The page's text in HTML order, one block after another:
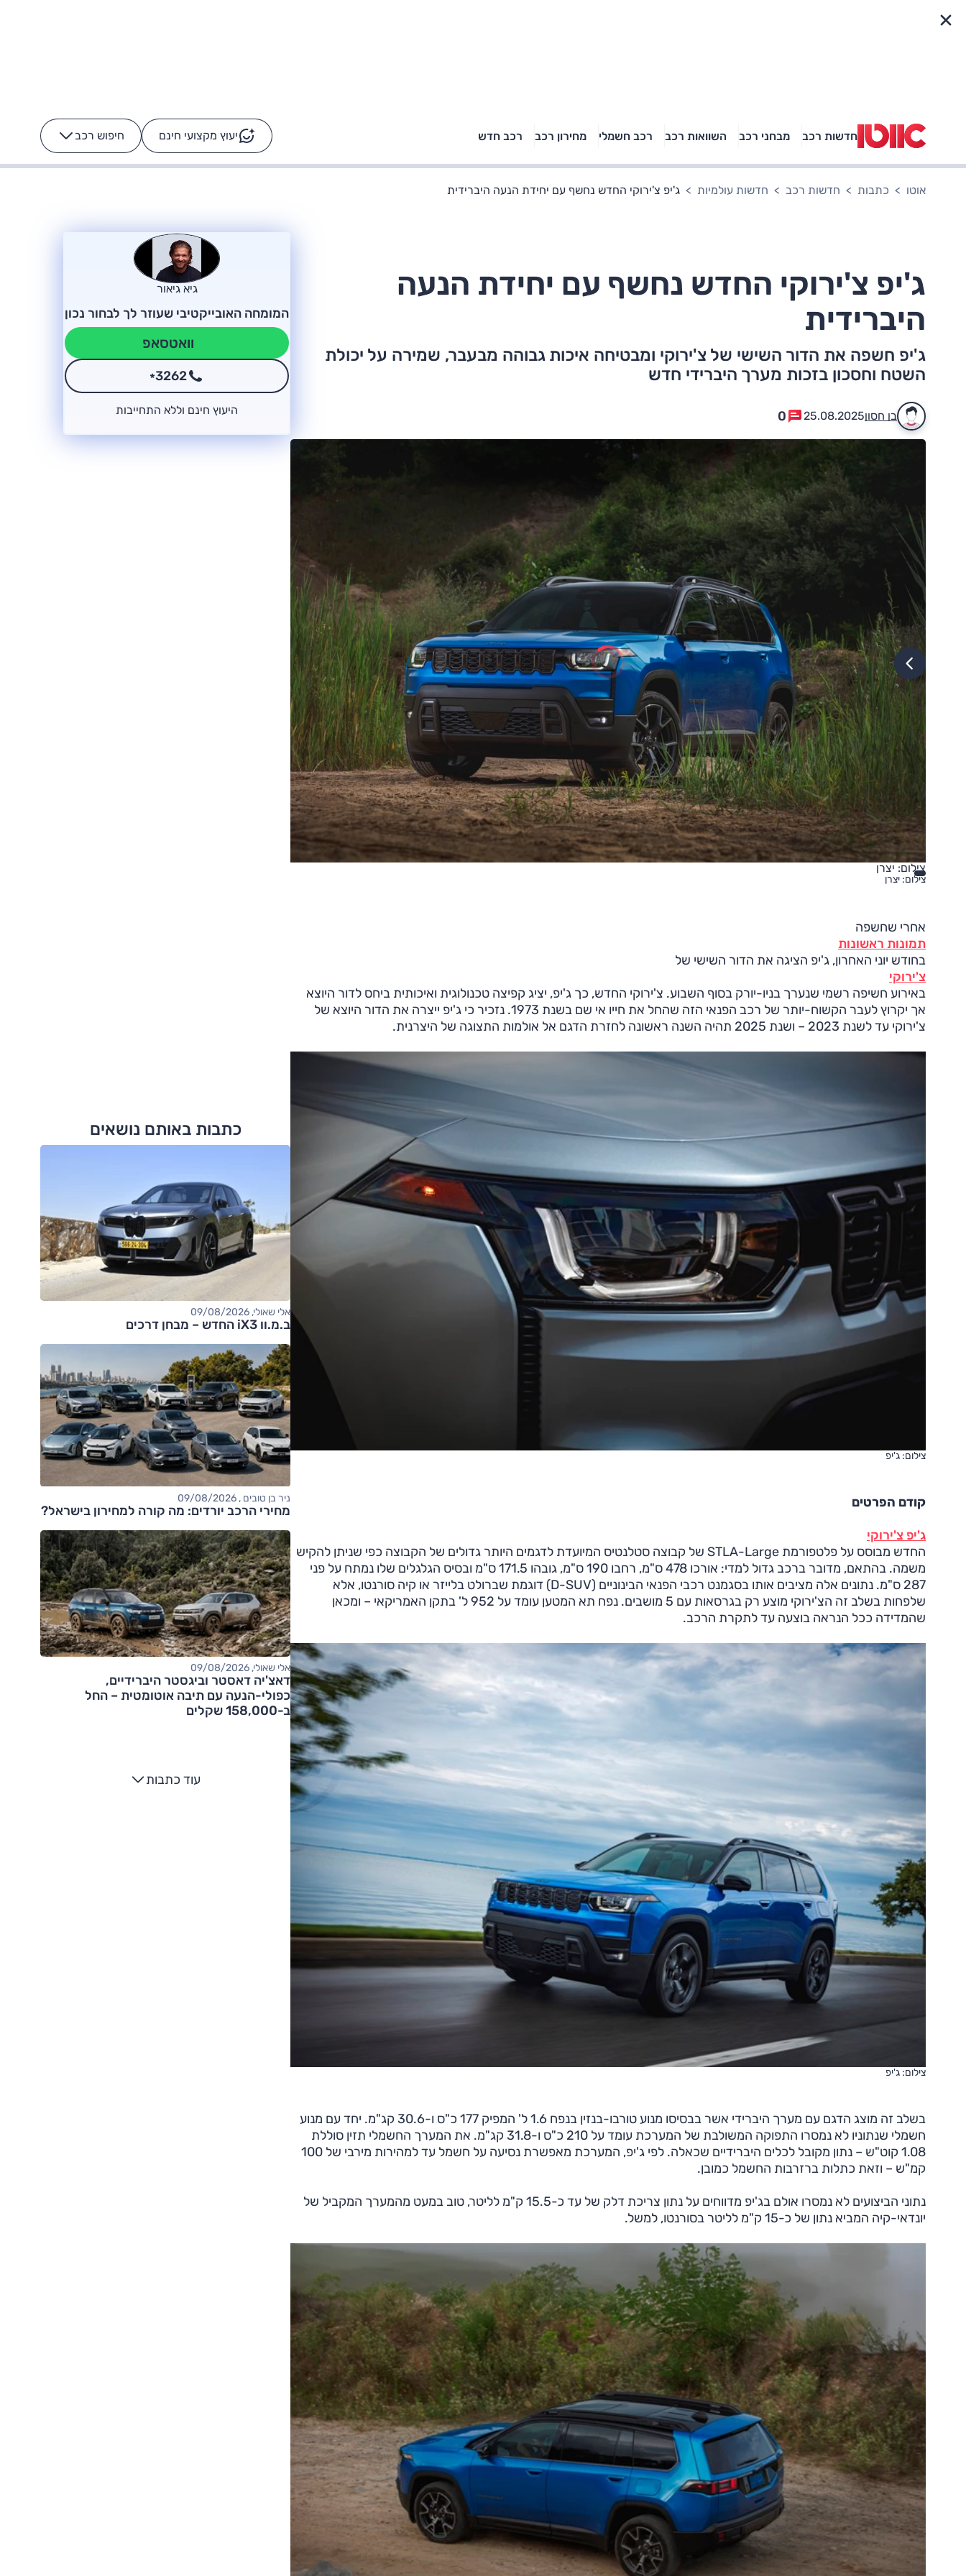
חדשות רכב מבחני רכב השוואות רכב רכב חשמלי מחירון רכב רכב חדש יעוץ מקצועי חינם חיפוש רכב -
באיזה רכב פנאי נוסעת
טויוטה ראב 4, קיה
ספורטאז' לונג ויונדאי
הנייר ועל הכביש
רכבי הסלבס: על מה נוסע
הרכב לא מתקלקל. המסך
כן
אוטו כתבות חדשות רכב חדשות עולמיות ג'יפ צ'ירוקי החדש נחשף עם יחידת הנעה היברידית
ג'יפ צ'ירוקי החדש נחשף עם יחידת הנעה
היברידית
ג'יפ חשפה את הדור השישי של צ'ירוקי ומבטיחה איכות גבוהה מבעבר, שמירה על יכולת
השטח וחסכון בזכות מערך היברידי חדש
בן חסון25.08.2025
0
צילום: יצרן
צילום: יצרן
אחרי שחשפה
תמונות ראשונות
בחודש יוני האחרון, ג'יפ הציגה את הדור השישי של
צ'ירוקי
באירוע חשיפה רשמי שנערך בניו-יורק בסוף השבוע. צ'ירוקי החדש, כך ג'יפ, יציג קפיצה טכנולוגית ואיכותית ביחס לדור היוצא
אך יקרוץ לעבר הקשוח-יותר של רכב הפנאי הזה שהחל את חייו אי שם בשנת 1973. נזכיר כי ג'יפ ייצרה את הדור היוצא של
צ'ירוקי עד לשנת 2023 – ושנת 2025 תהיה השנה ראשונה לחזרת הדגם אל אולמות התצוגה של היצרנית.
צילום: ג'יפ
קודם הפרטים
ג'יפ צ'ירוקי
החדש מבוסס על פלטפורמת STLA-Large של קבוצה סטלנטיס המיועדת לדגמים היותר גדולים של הקבוצה כפי שניתן להקיש
משמה. בהתאם, מדובר ברכב גדול למדי: אורכו 478 ס"מ, רחבו 190 ס"מ, גובהו 171.5 ס"מ ובסיס הגלגלים שלו נמתח על פני
287 ס"מ. נתונים אלה מציבים אותו בסגמנט רכבי הפנאי הבינוניים (D-SUV) דוגמת שברולט בלייזר או קיה סורנטו, אלא
שלפחות בשלב זה הצ'ירוקי מוצע רק בגרסאות עם 5 מושבים. נפח תא המטען עומד על 952 ל' בתקן האמריקאי – ומכאן
שהמדידה ככל הנראה בוצעה עד לתקרת הרכב.
צילום: ג'יפ
בשלב זה מוצג הדגם עם מערך היברידי אשר בבסיסו מנוע טורבו-בנזין בנפח 1.6 ל' המפיק 177 כ"ס ו-30.6 קג"מ. יחד עם מנוע
חשמלי שנתוניו לא נמסרו התפוקה המשולבת של המערכת עומד על 210 כ"ס ו-31.8 קג"מ. את המערך החשמלי תזין סוללת
1.08 קוט"ש – נתון מקובל לכלים היברידיים שכאלה. לפי ג'יפ, המערכת מאפשרת נסיעה על חשמל עד למהירות מירבי של 100
קמ"ש – וזאת כתלות ברזרבות החשמל כמובן.
נתוני הביצועים לא נמסרו אולם בג'יפ מדווחים על נתון צריכת דלק של עד כ-15.5 ק"מ לליטר, טוב במעט מהמערך המקביל של
יונדאי-קיה המביא נתון של כ-15 ק"מ לליטר בסורנטו, למשל.
גיא גיאור
המומחה האובייקטיבי שעוזר לך לבחור נכון
וואטסאפ
*3262
היעוץ חינם וללא התחייבות
כתבות באותם נושאים
אלי שאולי, 09/08/2026
ב.מ.וו iX3 החדש – מבחן דרכים
ניר בן טובים , 09/08/2026
מחירי הרכב יורדים: מה קורה למחירון בישראל?
אלי שאולי, 09/08/2026
דאצ'יה דאסטר וביגסטר היברידיים,
כפולי-הנעה עם תיבה אוטומטית – החל
ב-158,000 שקלים
עוד כתבות